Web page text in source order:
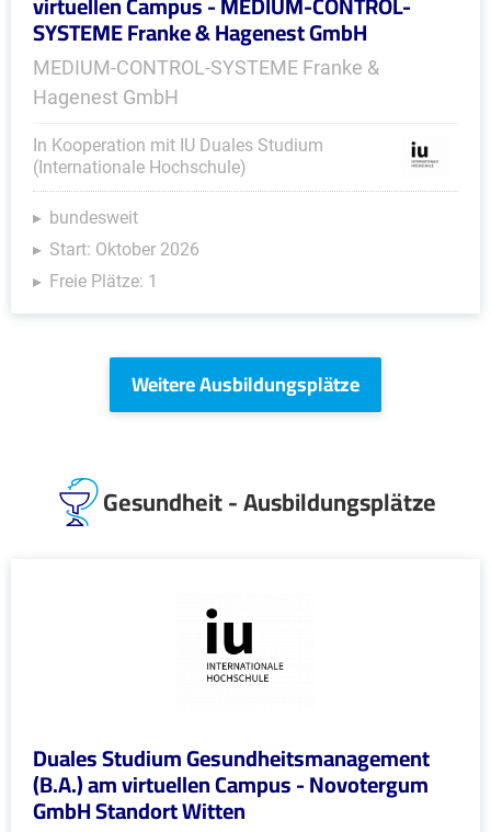
SYSTEME Franke & Hagenest GmbH
MEDIUM-CONTROL-SYSTEME Franke &
Hagenest GmbH
In Kooperation mit IU Duales Studium
(Internationale Hochschule)
bundesweit
Start: Oktober 2026
Freie Plätze: 1
Weitere Ausbildungsplätze
Gesundheit - Ausbildungsplätze
Duales Studium Gesundheitsmanagement
(B.A.) am virtuellen Campus - Novotergum
GmbH Standort Witten